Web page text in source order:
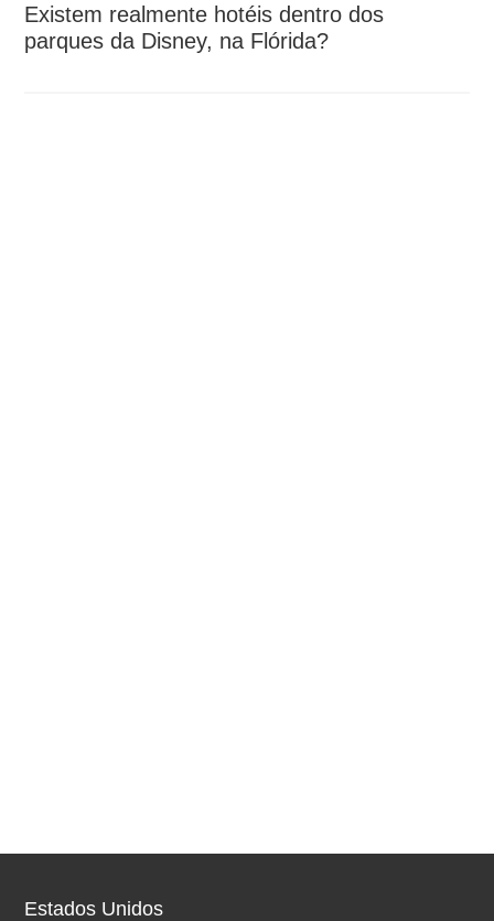
Existem realmente hotéis dentro dos
parques da Disney, na Flórida?
Estados Unidos